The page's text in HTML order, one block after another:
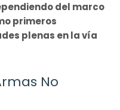
del marco
primeros
plenas en la vía
No